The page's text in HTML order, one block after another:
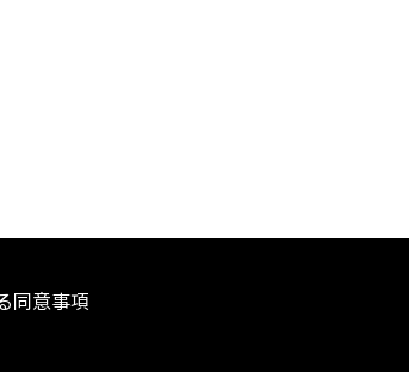
同意事項